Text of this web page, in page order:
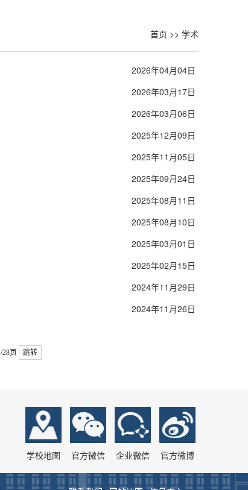
首页 >> 学术
2026年04月04日
2026年03月17日
2026年03月06日
2025年12月09日
2025年11月05日
2025年09月24日
2025年08月11日
2025年08月10日
2025年03月01日
2025年02月15日
2024年11月29日
2024年11月26日
/28页 跳转
学校地图 官方微信 企业微信 官方微博